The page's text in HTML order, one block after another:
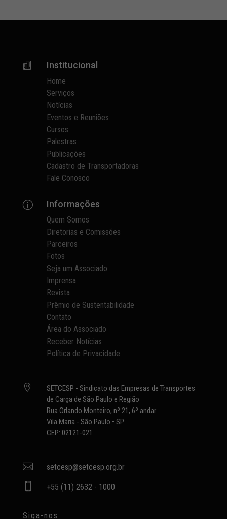
 Institucional
Home
Serviços
Notícias
Eventos e Reuniões
Cursos
Palestras
Publicações
Cadastro de Transportadoras
Fale Conosco
p Informações
Quem Somos
Diretorias e Comissões
Parceiros
Fotos
Seja um Associado
Imprensa
Revista
Prêmio de Sustentabilidade
Contato
Área do Associado
Receber Notícias
Política de Privacidade

SETCESP - Sindicato das Empresas de Transportes
de Carga de São Paulo e Região
Rua Orlando Monteiro, nº 21, 6º andar
Vila Maria - São Paulo • SP
CEP: 02121-021
 setcesp@setcesp.org.br
 +55 (11) 2632 - 1000
Siga-nos